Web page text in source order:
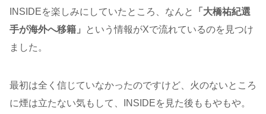
INSIDEを楽しみにしていたところ、なんと
「大橋祐紀選
手が海外へ移籍」
という情報がXで流れているのを見つけ
ました。
最初は全く信じていなかったのですけど、火のないところ
に煙は立たない気もして、INSIDEを見た後ももやもや。